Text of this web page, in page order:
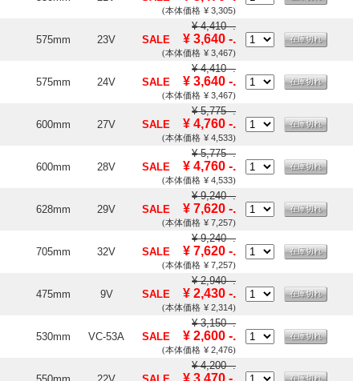
(本体価格 ¥ 3,305)
575mm 23V
¥ 4,410 -.
SALE ¥ 3,640 -.
(本体価格 ¥ 3,467)
在庫切れ
575mm 24V
¥ 4,410 -.
SALE ¥ 3,640 -.
(本体価格 ¥ 3,467)
在庫切れ
600mm 27V
¥ 5,775 -.
SALE ¥ 4,760 -.
(本体価格 ¥ 4,533)
在庫切れ
600mm 28V
¥ 5,775 -.
SALE ¥ 4,760 -.
(本体価格 ¥ 4,533)
在庫切れ
628mm 29V
¥ 9,240 -.
SALE ¥ 7,620 -.
(本体価格 ¥ 7,257)
在庫切れ
705mm 32V
¥ 9,240 -.
SALE ¥ 7,620 -.
(本体価格 ¥ 7,257)
在庫切れ
475mm 9V
¥ 2,940 -.
SALE ¥ 2,430 -.
(本体価格 ¥ 2,314)
在庫切れ
530mm VC-53A
¥ 3,150 -.
SALE ¥ 2,600 -.
(本体価格 ¥ 2,476)
在庫切れ
¥ 4,200 -.
¥ 3,470 -. 在庫切れ